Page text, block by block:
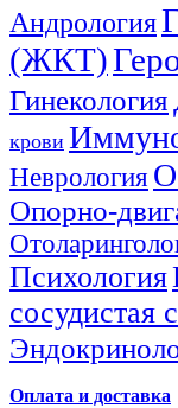
Андрология
(ЖКТ)
Гинекология
крови
Неврология
Опорно-
Психология
сосудистая
Оплата и доставка